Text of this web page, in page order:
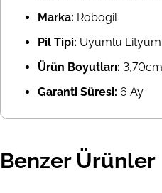
Marka: Robogil
Pil Tipi: Uyumlu
Ürün Boyutları:
Garanti Süresi: 6 Ay
Benzer Ürünler